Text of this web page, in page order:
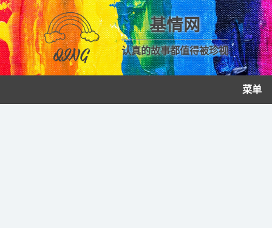
基情网
认真的故事都值得被珍视
菜单